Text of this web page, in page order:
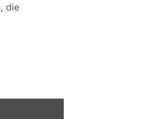
die